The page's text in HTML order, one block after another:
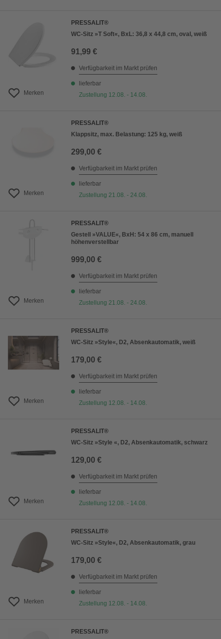
Merken
PRESSALIT®
WC-Sitz »T Soft«, BxL: 36,8 x 44,8 cm, oval, weiß
91,99 €
Verfügbarkeit im Markt prüfen
lieferbar
Zustellung 12.08. - 14.08.
Merken
PRESSALIT®
Klappsitz, max. Belastung: 125 kg, weiß
299,00 €
Verfügbarkeit im Markt prüfen
lieferbar
Zustellung 21.08. - 24.08.
Merken
PRESSALIT®
Gestell »VALUE«, BxH: 54 x 86 cm, manuell
höhenverstellbar
999,00 €
Verfügbarkeit im Markt prüfen
lieferbar
Zustellung 21.08. - 24.08.
Merken
PRESSALIT®
WC-Sitz »Style«, D2, Absenkautomatik, weiß
179,00 €
Verfügbarkeit im Markt prüfen
lieferbar
Zustellung 12.08. - 14.08.
Merken
PRESSALIT®
WC-Sitz »Style «, D2, Absenkautomatik, schwarz
129,00 €
Verfügbarkeit im Markt prüfen
lieferbar
Zustellung 12.08. - 14.08.
Merken
PRESSALIT®
WC-Sitz »Style«, D2, Absenkautomatik, grau
179,00 €
Verfügbarkeit im Markt prüfen
lieferbar
Zustellung 12.08. - 14.08.
PRESSALIT®